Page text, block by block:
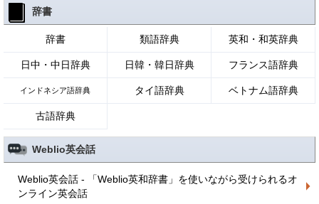
辞書
辞書 類語辞典 英和・和英辞典
日中・中日辞典 日韓・韓日辞典 フランス語辞典
インドネシア語辞典 タイ語辞典 ベトナム語辞典
古語辞典
Weblio英会話
Weblio英会話 - 「Weblio英和辞書」を使いながら受けられるオ
ンライン英会話